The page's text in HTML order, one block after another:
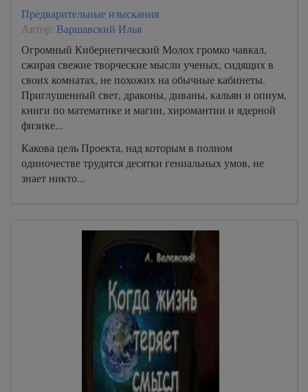
Предварительные изыскания
Автор: Варшавский Илья
Огромный Кибернетический Молох громко чавкал,
сжирая свежие творческие мысли ученых, сидящих в
своих комнатах, не похожих на обычные кабинеты.
Приглушенный свет, драконы, диваны, кальян и опиум,
книги по математике и магии, хиромантии и ядерной
физике...
Какова цель Проекта, над которым в полном
одиночестве трудятся десятки гениальных умов, не
знает никто...